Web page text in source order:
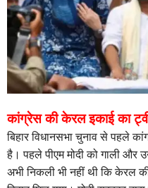
कांग्रेस की केरल इकाई का
बिहार विधानसभा चुनाव से पहले
है। पहले पीएम मोदी को गाली और
अभी निकली भी नहीं थी कि केरल